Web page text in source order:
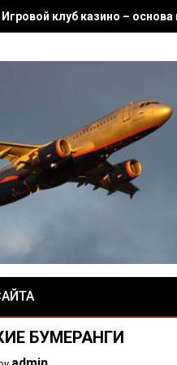
Игровой клуб казино –
БУМЕРАНГИ